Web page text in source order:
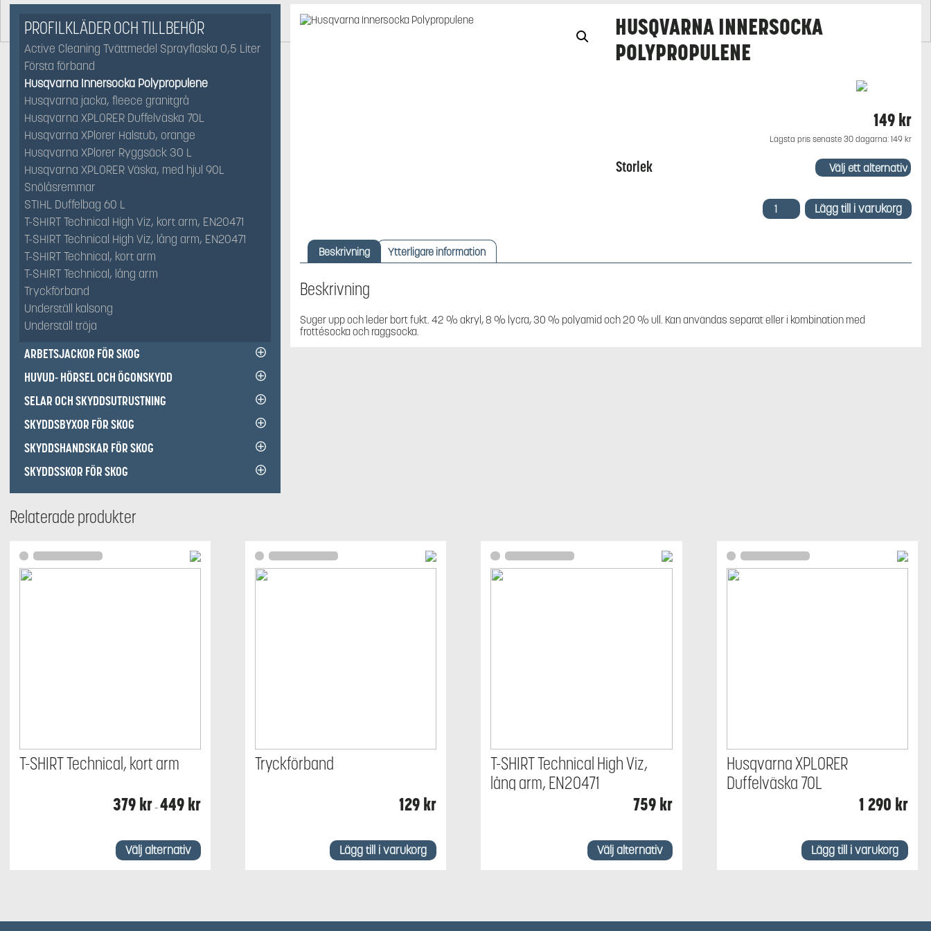
PROFILKLÄDER OCH TILLBEHÖR
Active Cleaning Tvättmedel Sprayflaska 0,5 Liter
Första förband
Husqvarna Innersocka Polypropulene
Husqvarna jacka, fleece granitgrå
Husqvarna XPLORER Duffelväska 70L
Husqvarna XPlorer Halstub, orange
Husqvarna XPlorer Ryggsäck 30 L
Husqvarna XPLORER Väska, med hjul 90L
Snölåsremmar
STIHL Duffelbag 60 L
T-SHIRT Technical High Viz, kort arm, EN20471
T-SHIRT Technical High Viz, lång arm, EN20471
T-SHIRT Technical, kort arm
T-SHIRT Technical, lång arm
Tryckförband
Underställ kalsong
Underställ tröja
ARBETSJACKOR FÖR SKOG
HUVUD- HÖRSEL OCH ÖGONSKYDD
SELAR OCH SKYDDSUTRUSTNING
SKYDDSBYXOR FÖR SKOG
SKYDDSHANDSKAR FÖR SKOG
SKYDDSSKOR FÖR SKOG
HUSQVARNA INNERSOCKA
POLYPROPULENE
149kr
Lägsta pris senaste 30 dagarna: 149 kr
Storlek
Husqvarna
InnersockaLägg till i varukorg
Beskrivning Ytterligare information
Beskrivning
Suger upp och leder bort fukt. 42 % akryl, 8 % lycra, 30 % polyamid och 20 % ull. Kan användas separat eller i kombination med
frottésocka och raggsocka.
Relaterade produkter
T-SHIRT Technical, kort arm
379kr–449krPrisintervall:
Välj alternativ
Tryckförband
129kr
Lägg till i varukorg
T-SHIRT Technical High Viz,
lång arm, EN20471
759kr
Välj alternativ
Husqvarna XPLORER
Duffelväska 70L
1 290 kr
Lägg till i varukorg